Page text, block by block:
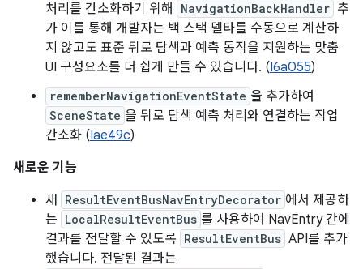
처리를 간소화하기 위해
NavigationBackHandler 추
가 이를 통해 개발자는 백 스택 델타를 수동으로 계산하
지 않고도 표준 뒤로 탐색과 예측 동작을 지원하는 맞춤
UI 구성요소를 더 쉽게 만들 수 있습니다. (I6a055)
rememberNavigationEventState 을 추가하여
SceneState 을 뒤로 탐색 예측 처리와 연결하는 작업
간소화 (Iae49c)
새로운 기능
새
ResultEventBusNavEntryDecorator 에서 제공하
는 LocalResultEventBus 를 사용하여 NavEntry 간에
결과를 전달할 수 있도록 ResultEventBus API를 추가
했습니다. 전달된 결과는